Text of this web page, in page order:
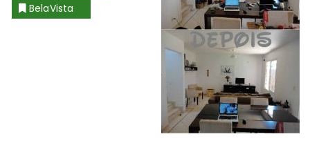
BelaVista